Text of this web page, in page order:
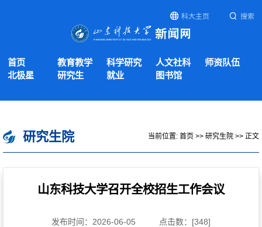
科大主页 搜索
首页 教育教学 科学研究 人文社科
师资队伍
北极星
研究生 就业 图书馆
研究生院 当前位置: 首页 >> 研究生院 >> 正文
山东科技大学召开全校招生工作会议
发布时间：2026-06-05 点击数：[348]